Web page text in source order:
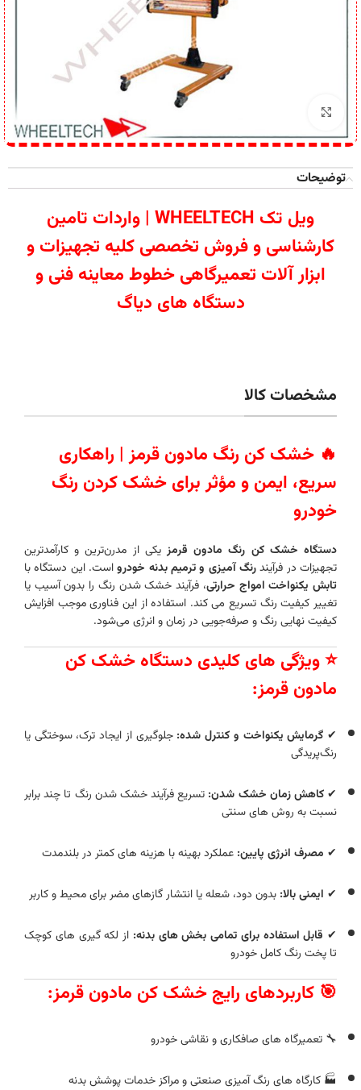
توضیحات
ویل تک WHEELTECH | واردات تامین
کارشناسی و فروش تخصصی کلیه تجهیزات و
ابزار آلات تعمیرگاهی خطوط معاینه فنی و
دستگاه های دیاگ
مشخصات کالا
🔥 خشک‌ کن رنگ مادون قرمز | راهکاری
سریع، ایمن و مؤثر برای خشک‌ کردن رنگ
خودرو
دستگاه خشک‌ کن رنگ مادون قرمزیکی از مدرن‌ترین و کارآمدترین
تجهیزات در فرآیندرنگ‌ آمیزی و ترمیم بدنه خودرواست. این دستگاه با
تابش یکنواخت امواج حرارتی، فرآیند خشک‌ شدن رنگ را بدون آسیب یا
تغییر کیفیت رنگ تسریع می‌ کند. استفاده از این فناوری موجب افزایش
کیفیت نهایی رنگ و صرفه‌جویی در زمان و انرژی می‌شود.
⭐ ویژگی‌ های کلیدی دستگاه خشک‌ کن
مادون قرمز:
✔ گرمایش یکنواخت و کنترل‌ شده: جلوگیری از ایجاد ترک، سوختگی یا
رنگ‌پریدگی
✔کاهش زمان خشک‌ شدن: تسریع فرآیند خشک‌ شدن رنگ تا چند برابر
نسبت به روش‌ های سنتی
✔ مصرف انرژی پایین: عملکرد بهینه با هزینه‌ های کمتر در بلندمدت
✔ ایمنی بالا: بدون دود، شعله یا انتشار گازهای مضر برای محیط و کاربر
✔ قابل‌ استفاده برای تمامی بخش‌ های بدنه: از لکه‌ گیری‌ های کوچک
تا پخت رنگ کامل خودرو
🎯 کاربردهای رایج خشک‌ کن مادون قرمز:
🔧 تعمیرگاه‌ های صافکاری و نقاشی خودرو
🏭 کارگاه‌ های رنگ‌ آمیزی صنعتی و مراکز خدمات پوشش بدنه